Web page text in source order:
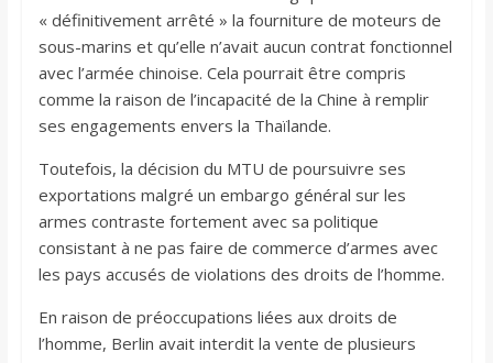
« définitivement arrêté » la fourniture de moteurs de
sous-marins et qu’elle n’avait aucun contrat fonctionnel
avec l’armée chinoise. Cela pourrait être compris
comme la raison de l’incapacité de la Chine à remplir
ses engagements envers la Thaïlande.
Toutefois, la décision du MTU de poursuivre ses
exportations malgré un embargo général sur les
armes contraste fortement avec sa politique
consistant à ne pas faire de commerce d’armes avec
les pays accusés de violations des droits de l’homme.
En raison de préoccupations liées aux droits de
l’homme, Berlin avait interdit la vente de plusieurs